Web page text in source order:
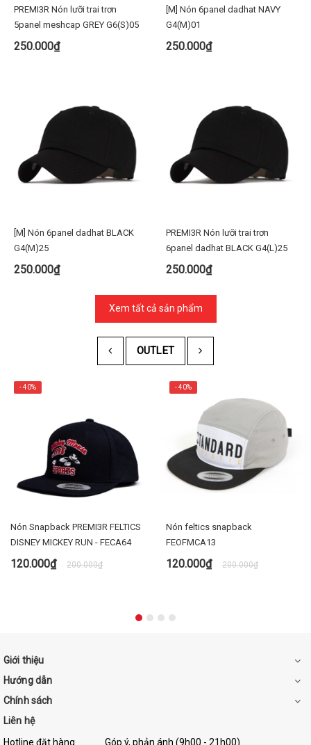
PREMI3R Nón lưỡi trai trơn
5panel meshcap GREY G6(S)05
250.000₫
[M] Nón 6panel dadhat NAVY
G4(M)01
250.000₫
[M] Nón 6panel dadhat BLACK
G4(M)25
250.000₫
PREMI3R Nón lưỡi trai trơn
6panel dadhat BLACK G4(L)25
250.000₫
Xem tất cả sản phẩm
OUTLET
- 40%
Nón Snapback PREMI3R FELTICS
DISNEY MICKEY RUN - FECA64
120.000₫ 200.000₫
- 40%
Nón feltics snapback
FEOFMCA13
120.000₫ 200.000₫
Giới thiệu
Hướng dẫn
Chính sách
Liên hệ
Hotline đặt hàng
Góp ý, phản ánh (9h00 - 21h00)